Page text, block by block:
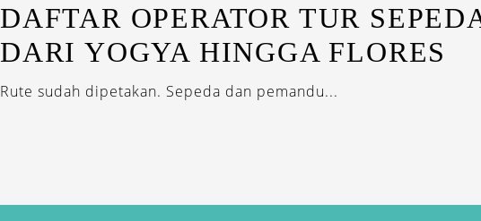
DAFTAR OPERATOR TUR
DARI YOGYA HINGGA FLORES
Rute sudah dipetakan. Sepeda dan pemandu...